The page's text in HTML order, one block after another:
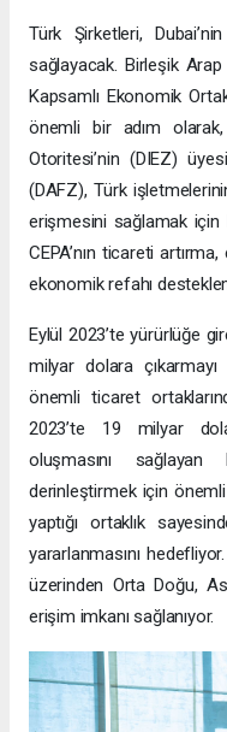
Türk Şirketleri,
sağlayacak. Birleşik
Kapsamlı Ekonomik
önemli bir adım
Otoritesi’nin (DIEZ)
(DAFZ), Türk
erişmesini sağlamak için
CEPA’nın ticareti
ekonomik refahı
Eylül 2023’te yürürlüğe
milyar dolara
önemli ticaret
2023’te 19 milyar
oluşmasını
derinleştirmek için
yaptığı ortaklık
yararlanmasını
üzerinden Orta Doğu,
erişim imkanı sağlanıyor.